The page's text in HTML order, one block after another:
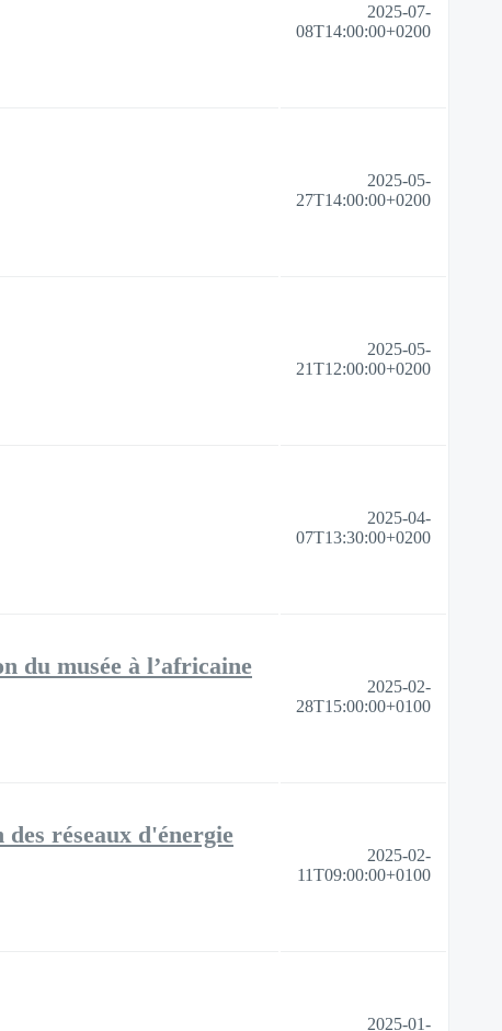
2025-07-
08T14:00:00+0200
2025-05-
27T14:00:00+0200
2025-05-
21T12:00:00+0200
2025-04-
07T13:30:00+0200
du musée à l’africaine
2025-02-
28T15:00:00+0100
réseaux d'énergie
2025-02-
11T09:00:00+0100
2025-01-